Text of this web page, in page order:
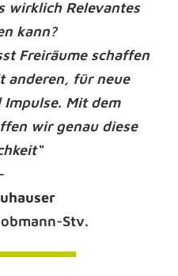
wirklich Relevantes
kann?
Freiräume schaffen
anderen, für neue
Mit dem
wir genau diese
Stv.